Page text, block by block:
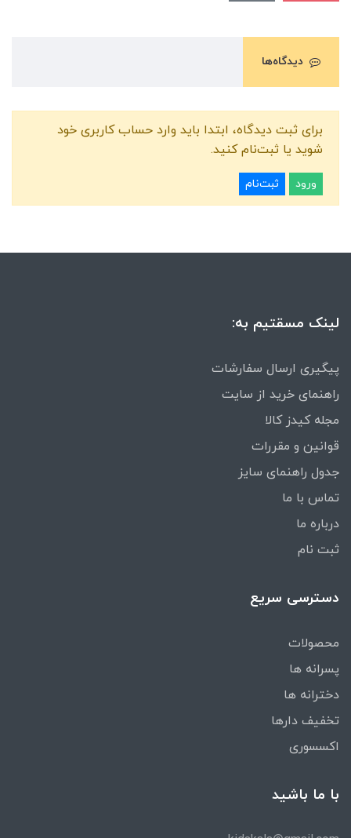
دیدگاه‌ها
برای ثبت دیدگاه، ابتدا باید وارد حساب کاربری خود
شوید یا ثبت‌نام کنید.
ورود ثبت‌نام
لینک مسقتیم به:
پیگیری ارسال سفارشات
راهنمای خرید از سایت
مجله کیدز کالا
قوانین و مقررات
جدول راهنمای سایز
تماس با ما
درباره ما
ثبت نام
دسترسی سریع
محصولات
پسرانه ها
دخترانه ها
تخفیف دارها
اکسسوری
با ما باشید